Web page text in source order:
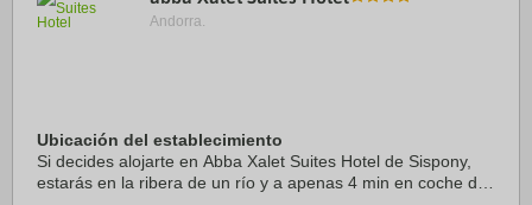
Andorra.
Ubicación del establecimiento
Si decides alojarte en Abba Xalet Suites Hotel de Sispony,
estarás en la ribera de un río y a apenas 4 min en coche de